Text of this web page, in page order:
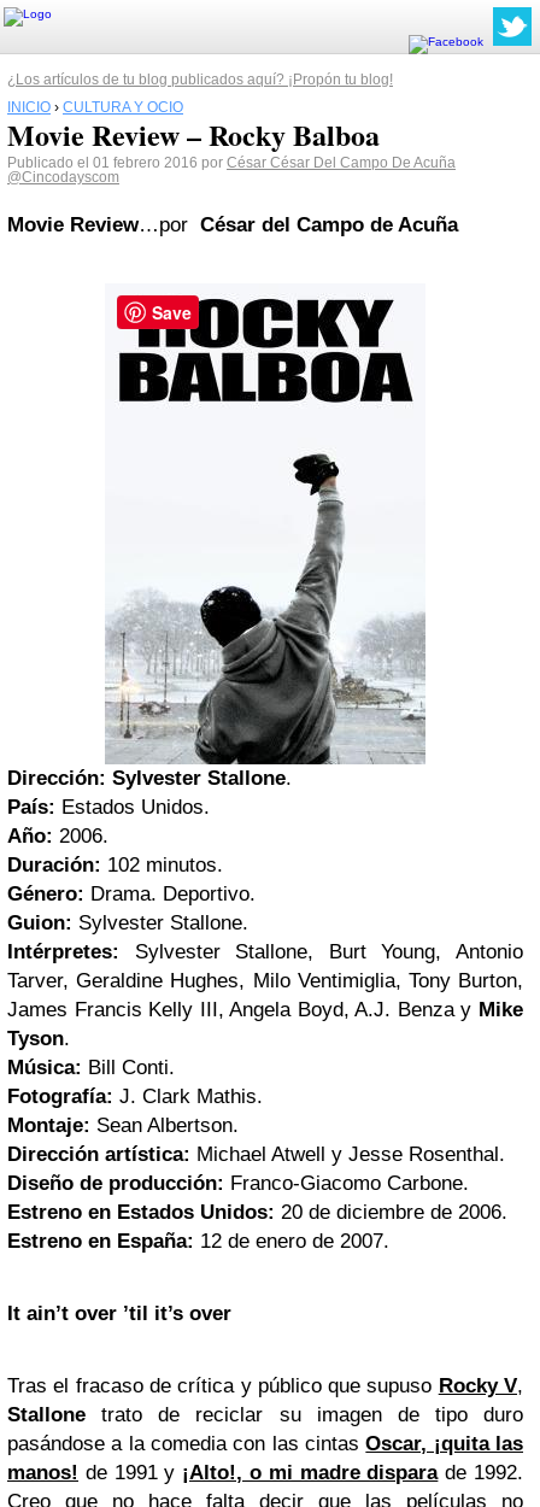
¿Los artículos de tu blog publicados aquí? ¡Propón tu blog!
INICIO › CULTURA Y OCIO
Movie Review – Rocky Balboa
Publicado el 01 febrero 2016 por César César Del Campo De Acuña
@Cincodayscom
Movie Review…por César del Campo de Acuña
Dirección: Sylvester Stallone.
País: Estados Unidos.
Año: 2006.
Duración: 102 minutos.
Género: Drama. Deportivo.
Guion: Sylvester Stallone.
Intérpretes:
Sylvester Stallone, Burt Young, Antonio
Tarver, Geraldine Hughes, Milo Ventimiglia, Tony Burton,
James Francis Kelly III, Angela Boyd, A.J. Benza y Mike
Tyson.
Música: Bill Conti.
Fotografía: J. Clark Mathis.
Montaje: Sean Albertson.
Dirección artística: Michael Atwell y Jesse Rosenthal.
Diseño de producción: Franco-Giacomo Carbone.
Estreno en Estados Unidos: 20 de diciembre de 2006.
Estreno en España: 12 de enero de 2007.
It ain’t over ’til it’s over
Tras el fracaso de crítica y público que supuso Rocky V,
Stallone trato de reciclar su imagen de tipo duro
pasándose a la comedia con las cintasOscar, ¡quita las
manos! de 1991 y ¡Alto!, o mi madre disparade 1992.
Creo que no hace falta decir que las películas no
Save